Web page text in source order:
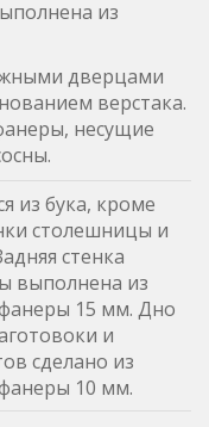
из
дверцами
верстака.
несущие
из бука, кроме
столешницы и
стенка
выполнена из
15 мм. Дно
и
сделано из
10 мм.